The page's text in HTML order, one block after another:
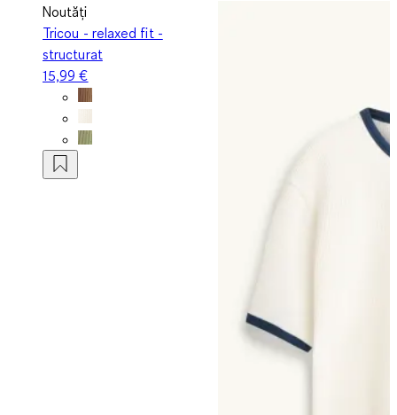
Noutăți
Tricou - relaxed fit -
structurat
15,99 €